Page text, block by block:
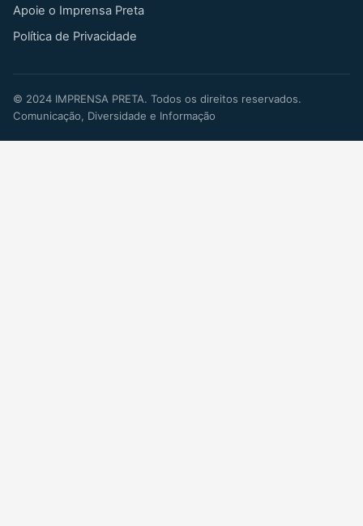
Apoie o Imprensa Preta
Política de Privacidade
© 2024 IMPRENSA PRETA. Todos os direitos reservados.
Comunicação, Diversidade e Informação